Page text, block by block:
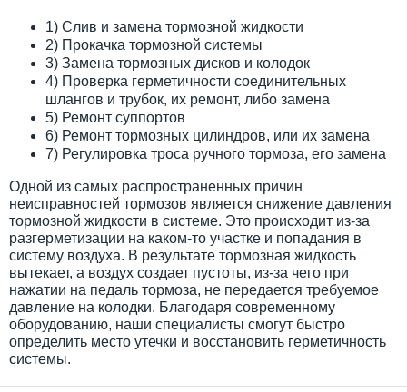
1) Слив и замена тормозной жидкости
2) Прокачка тормозной системы
3) Замена тормозных дисков и колодок
4) Проверка герметичности соединительных
шлангов и трубок, их ремонт, либо замена
5) Ремонт суппортов
6) Ремонт тормозных цилиндров, или их замена
7) Регулировка троса ручного тормоза, его замена
Одной из самых распространенных причин
неисправностей тормозов является снижение давления
тормозной жидкости в системе. Это происходит из-за
разгерметизации на каком-то участке и попадания в
систему воздуха. В результате тормозная жидкость
вытекает, а воздух создает пустоты, из-за чего при
нажатии на педаль тормоза, не передается требуемое
давление на колодки. Благодаря современному
оборудованию, наши специалисты смогут быстро
определить место утечки и восстановить герметичность
системы.